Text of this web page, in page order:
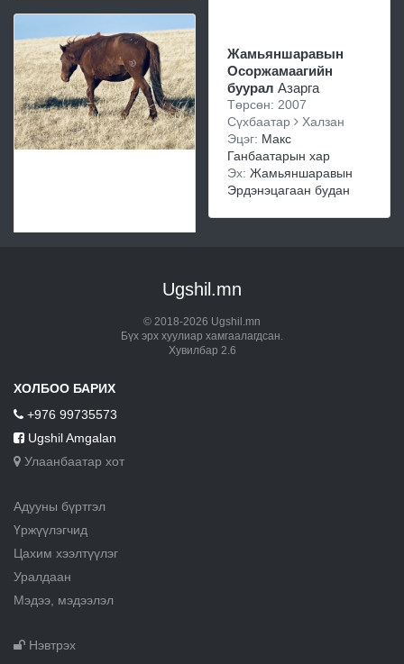
Жамьяншаравын
Осоржамаагийн
буурал Азарга
Төрсөн: 2007
Сүхбаатар
Халзан
Эцэг: Макс
Ганбаатарын хар
Эх: Жамьяншаравын
Эрдэнэцагаан будан
Ugshil.mn
© 2018-2026 Ugshil.mn
Бүх эрх хуулиар хамгаалагдсан.
Хувилбар 2.6
ХОЛБОО БАРИХ
+976 99735573
Ugshil Amgalan
Улаанбаатар хот
Адууны бүртгэл
Үржүүлэгчид
Цахим хээлтүүлэг
Уралдаан
Мэдээ, мэдээлэл
Нэвтрэх